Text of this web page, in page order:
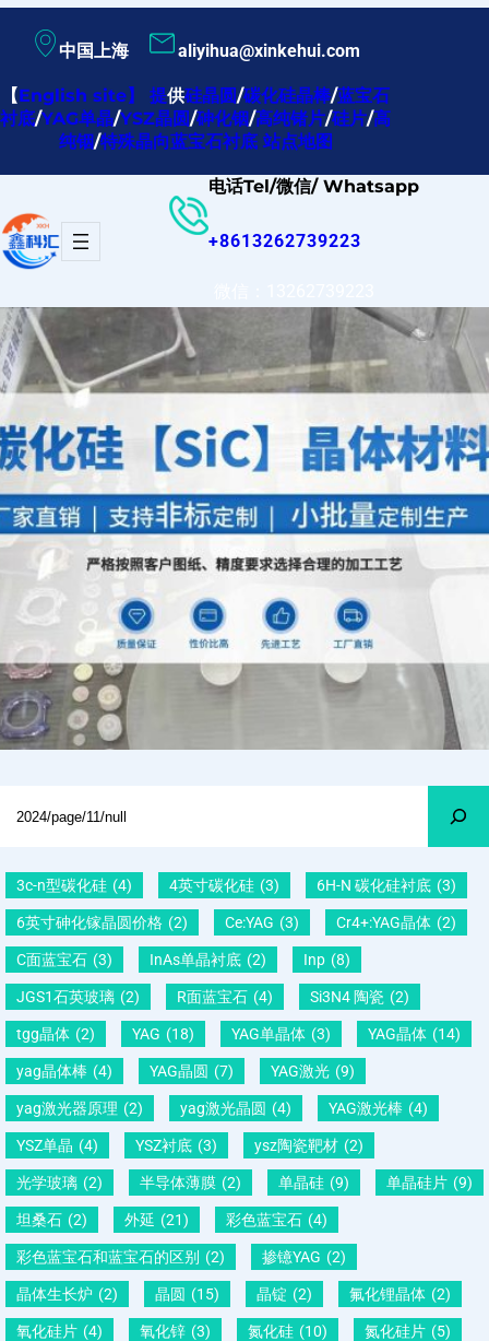
内
容
中国上海 aliyihua@xinkehui.com
【English site】提供硅晶圆/碳化硅晶棒/蓝宝石
衬底/YAG单晶/YSZ晶圆/砷化铟/高纯锗片/硅片/高
纯铟/特殊晶向蓝宝石衬底 站点地图
电话Tel/微信/ Whatsapp
+8613262739223
3c-n型碳化硅 (4) 4英寸碳化硅 (3) 6H-N 碳化硅衬底 (3)
6英寸砷化镓晶圆价格 (2) Ce:YAG (3) Cr4+:YAG晶体 (2)
C面蓝宝石 (3) InAs单晶衬底 (2) Inp (8)
JGS1石英玻璃 (2) R面蓝宝石 (4) Si3N4 陶瓷 (2)
tgg晶体 (2) YAG (18) YAG单晶体 (3) YAG晶体 (14)
yag晶体棒 (4) YAG晶圆 (7) YAG激光 (9)
yag激光器原理 (2) yag激光晶圆 (4) YAG激光棒 (4)
YSZ单晶 (4) YSZ衬底 (3) ysz陶瓷靶材 (2)
光学玻璃 (2) 半导体薄膜 (2) 单晶硅 (9) 单晶硅片 (9)
坦桑石 (2) 外延 (21) 彩色蓝宝石 (4)
彩色蓝宝石和蓝宝石的区别 (2) 掺镱YAG (2)
晶体生长炉 (2) 晶圆 (15) 晶锭 (2) 氟化锂晶体 (2)
氧化硅片 (4) 氧化锌 (3) 氮化硅 (10) 氮化硅片 (5)